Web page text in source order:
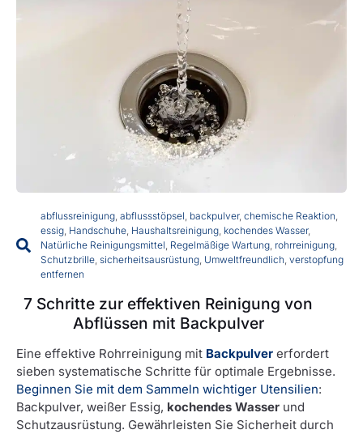
abflussreinigung, abflussstöpsel, backpulver, chemische Reaktion,
essig, Handschuhe, Haushaltsreinigung, kochendes Wasser,
Natürliche Reinigungsmittel, Regelmäßige Wartung, rohrreinigung,
Schutzbrille, sicherheitsausrüstung, Umweltfreundlich, verstopfung
entfernen
7 Schritte zur effektiven Reinigung von
Abflüssen mit Backpulver
Eine effektive Rohrreinigung mit Backpulver erfordert
sieben systematische Schritte für optimale Ergebnisse.
Beginnen Sie mit dem Sammeln wichtiger Utensilien:
Backpulver, weißer Essig, kochendes Wasser und
Schutzausrüstung. Gewährleisten Sie Sicherheit durch